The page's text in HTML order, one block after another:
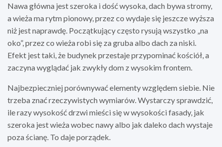
Nawa główna jest szeroka i dość wysoka, dach bywa stromy,
a wieża ma rytm pionowy, przez co wydaje się jeszcze wyższa
niż jest naprawdę. Początkujący często rysują wszystko „na
oko”, przez co wieża robi się za gruba albo dach za niski.
Efekt jest taki, że budynek przestaje przypominać kościół, a
zaczyna wyglądać jak zwykły dom z wysokim frontem.
Najbezpieczniej porównywać elementy względem siebie. Nie
trzeba znać rzeczywistych wymiarów. Wystarczy sprawdzić,
ile razy wysokość drzwi mieści się w wysokości fasady, jak
szeroka jest wieża wobec nawy albo jak daleko dach wystaje
poza ścianę. To daje porządek.